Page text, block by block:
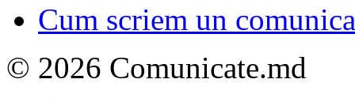
Cum scriem un
© 2026 Comunicate.md